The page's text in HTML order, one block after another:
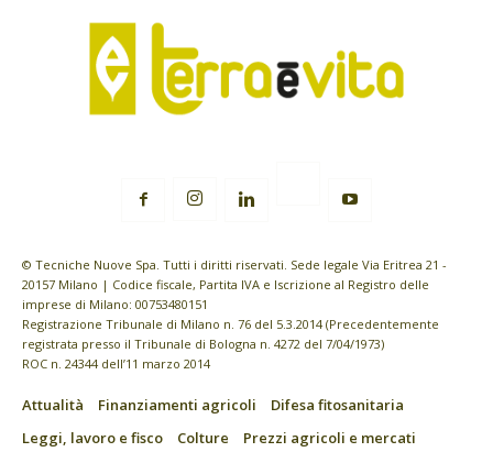
© Tecniche Nuove Spa. Tutti i diritti riservati. Sede legale Via Eritrea 21 -
20157 Milano | Codice fiscale, Partita IVA e Iscrizione al Registro delle
imprese di Milano: 00753480151
Registrazione Tribunale di Milano n. 76 del 5.3.2014 (Precedentemente
registrata presso il Tribunale di Bologna n. 4272 del 7/04/1973)
ROC n. 24344 dell’11 marzo 2014
Attualità Finanziamenti agricoli
Difesa fitosanitaria
Leggi, lavoro e fisco
Colture
Prezzi agricoli e mercati